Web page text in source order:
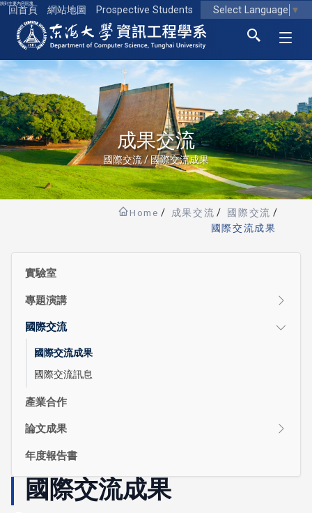
跳到主要內容區塊
回首頁 網站地圖 Prospective Students Select Language ▼
東海大學logo
成果交流
國際交流 / 國際交流成果
Home 成果交流
國際交流
國際交流成果
實驗室
專題演講
國際交流
國際交流成果
國際交流訊息
產業合作
論文成果
年度報告書
國際交流成果